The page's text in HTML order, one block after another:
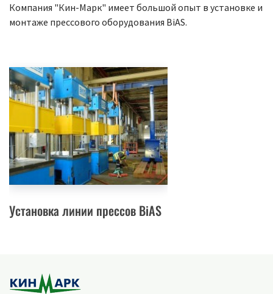
Компания "Кин-Марк" имеет большой опыт в установке и
монтаже прессового оборудования BiAS.
Установка линии прессов BiAS